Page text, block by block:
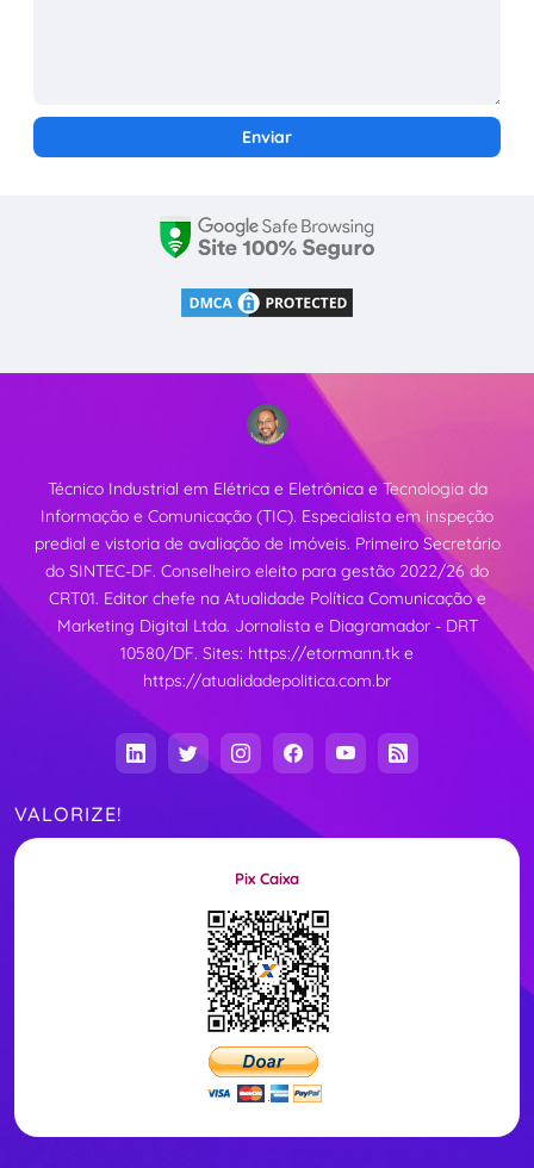
Técnico Industrial em Elétrica e Eletrônica e Tecnologia da
Informação e Comunicação (TIC). Especialista em inspeção
predial e vistoria de avaliação de imóveis. Primeiro Secretário
do SINTEC-DF. Conselheiro eleito para gestão 2022/26 do
CRT01. Editor chefe na Atualidade Política Comunicação e
Marketing Digital Ltda. Jornalista e Diagramador - DRT
10580/DF. Sites: https://etormann.tk e
https://atualidadepolitica.com.br
VALORIZE!
Pix Caixa